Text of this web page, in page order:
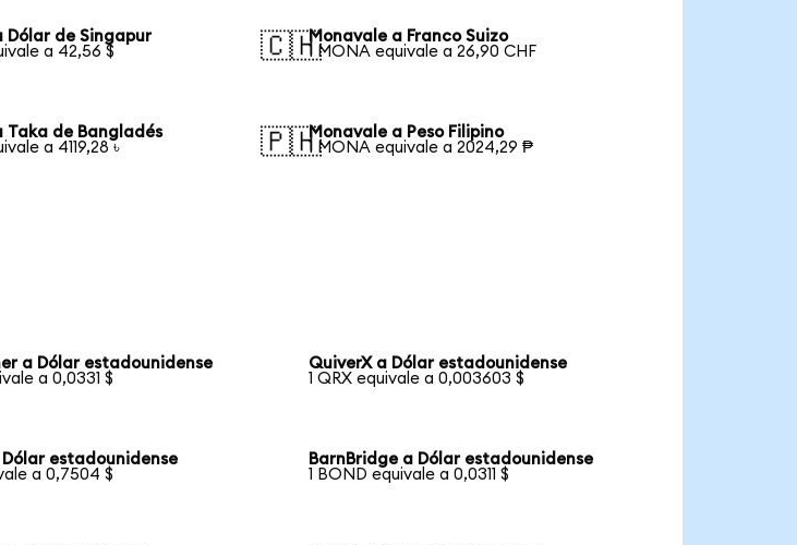
Dólar de Singapur
a 42,56 $
🇨🇭Monavale a Franco Suizo
1 MONA equivale a 26,90 CHF
Taka de Bangladés
a 4119,28 ৳
🇵🇭Monavale a Peso Filipino
1 MONA equivale a 2024,29 ₱
a Dólar estadounidense
a 0,0331 $
QuiverX a Dólar estadounidense
1 QRX equivale a 0,003603 $
Dólar estadounidense
a 0,7504 $
BarnBridge a Dólar estadounidense
1 BOND equivale a 0,0311 $